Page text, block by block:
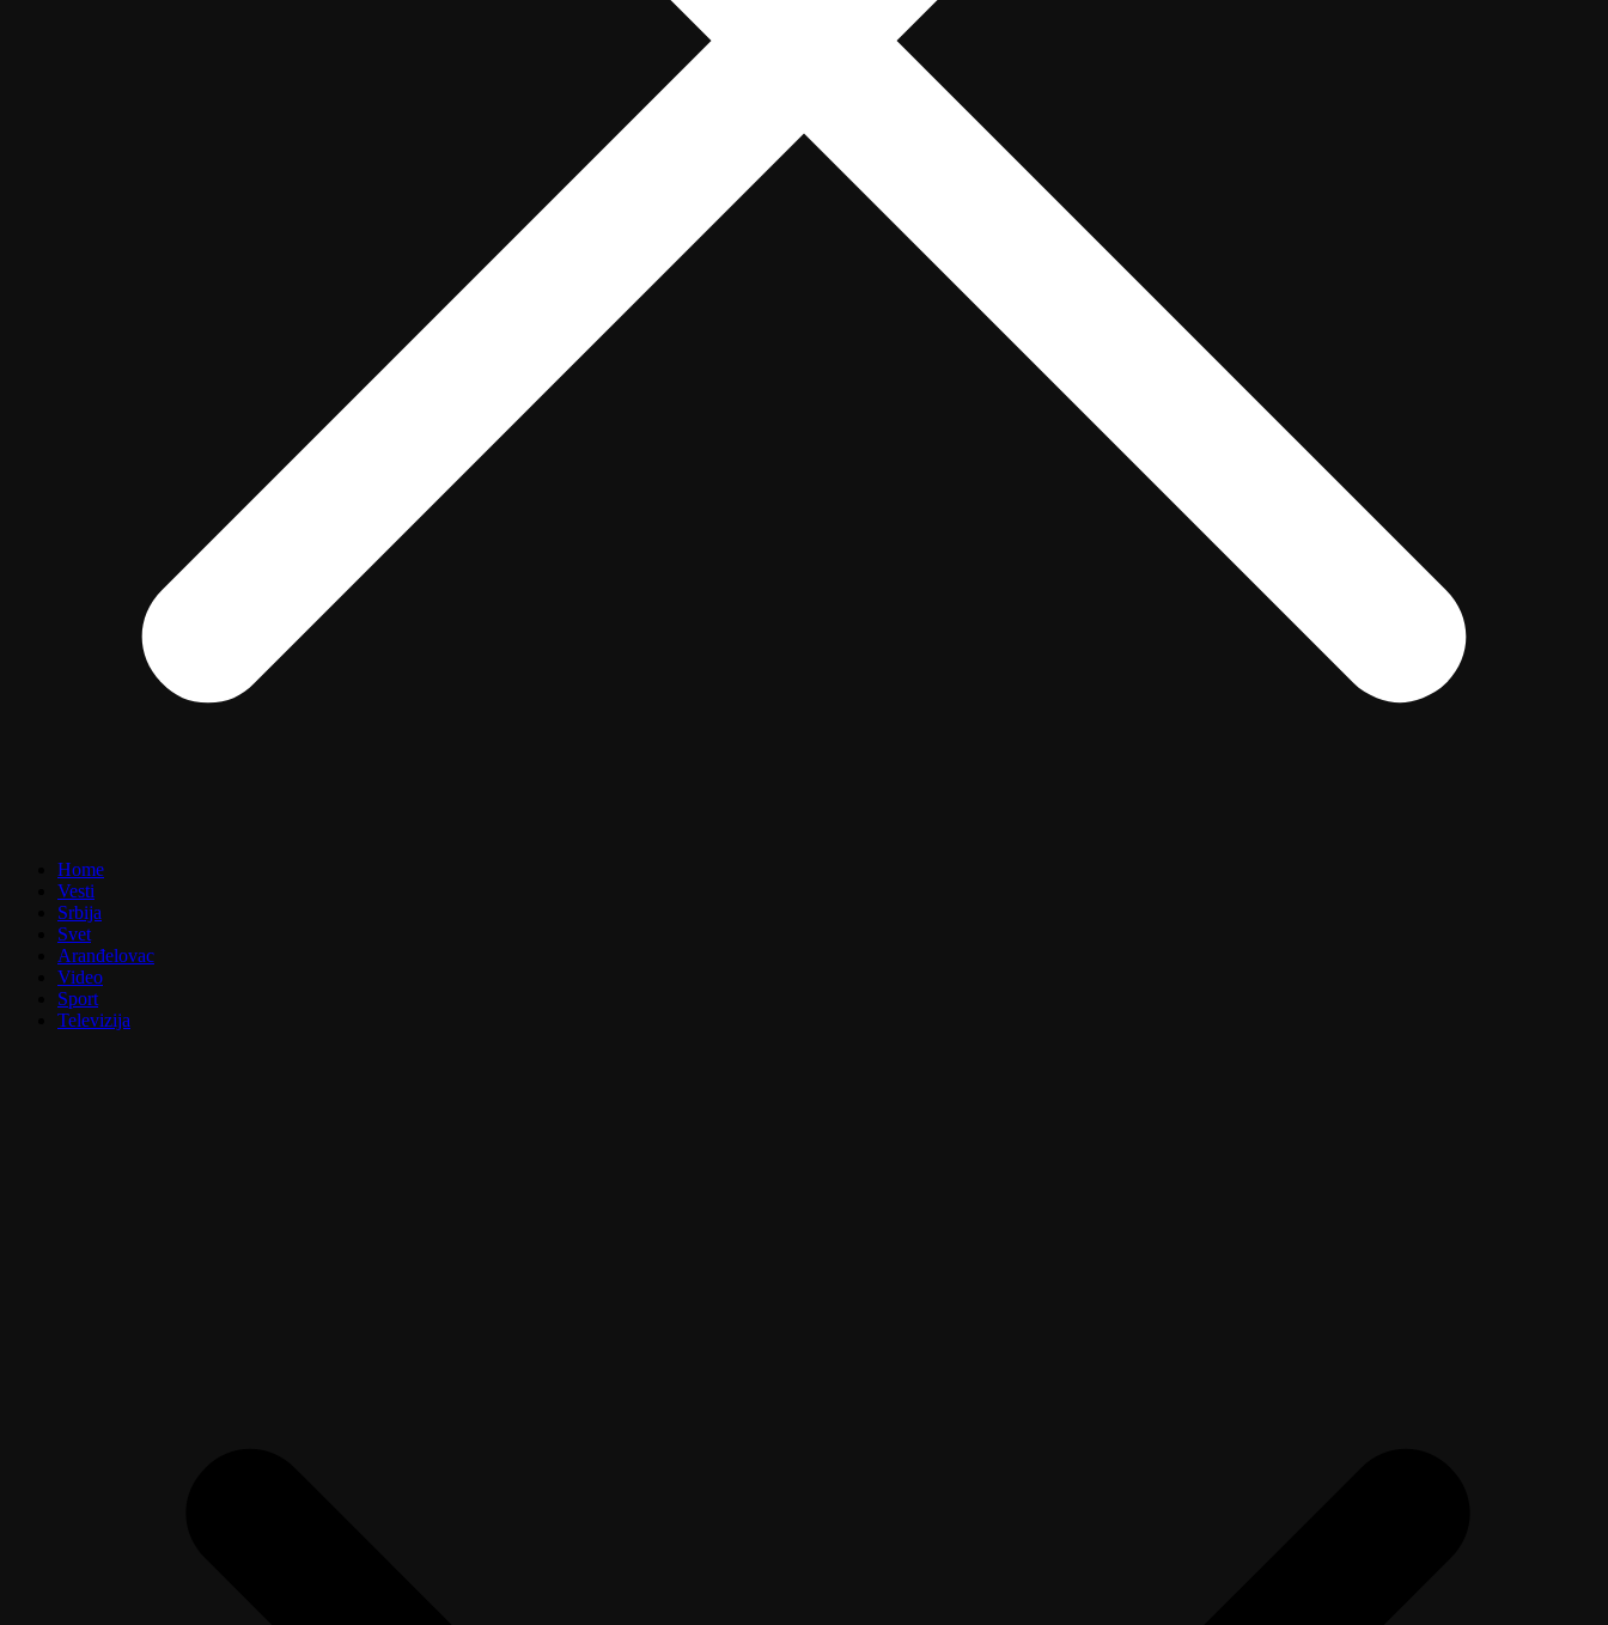
Home
Vesti
Srbija
Svet
Aranđelovac
Video
Sport
Televizija